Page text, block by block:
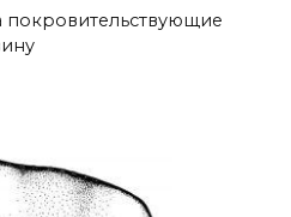
покровительствующие